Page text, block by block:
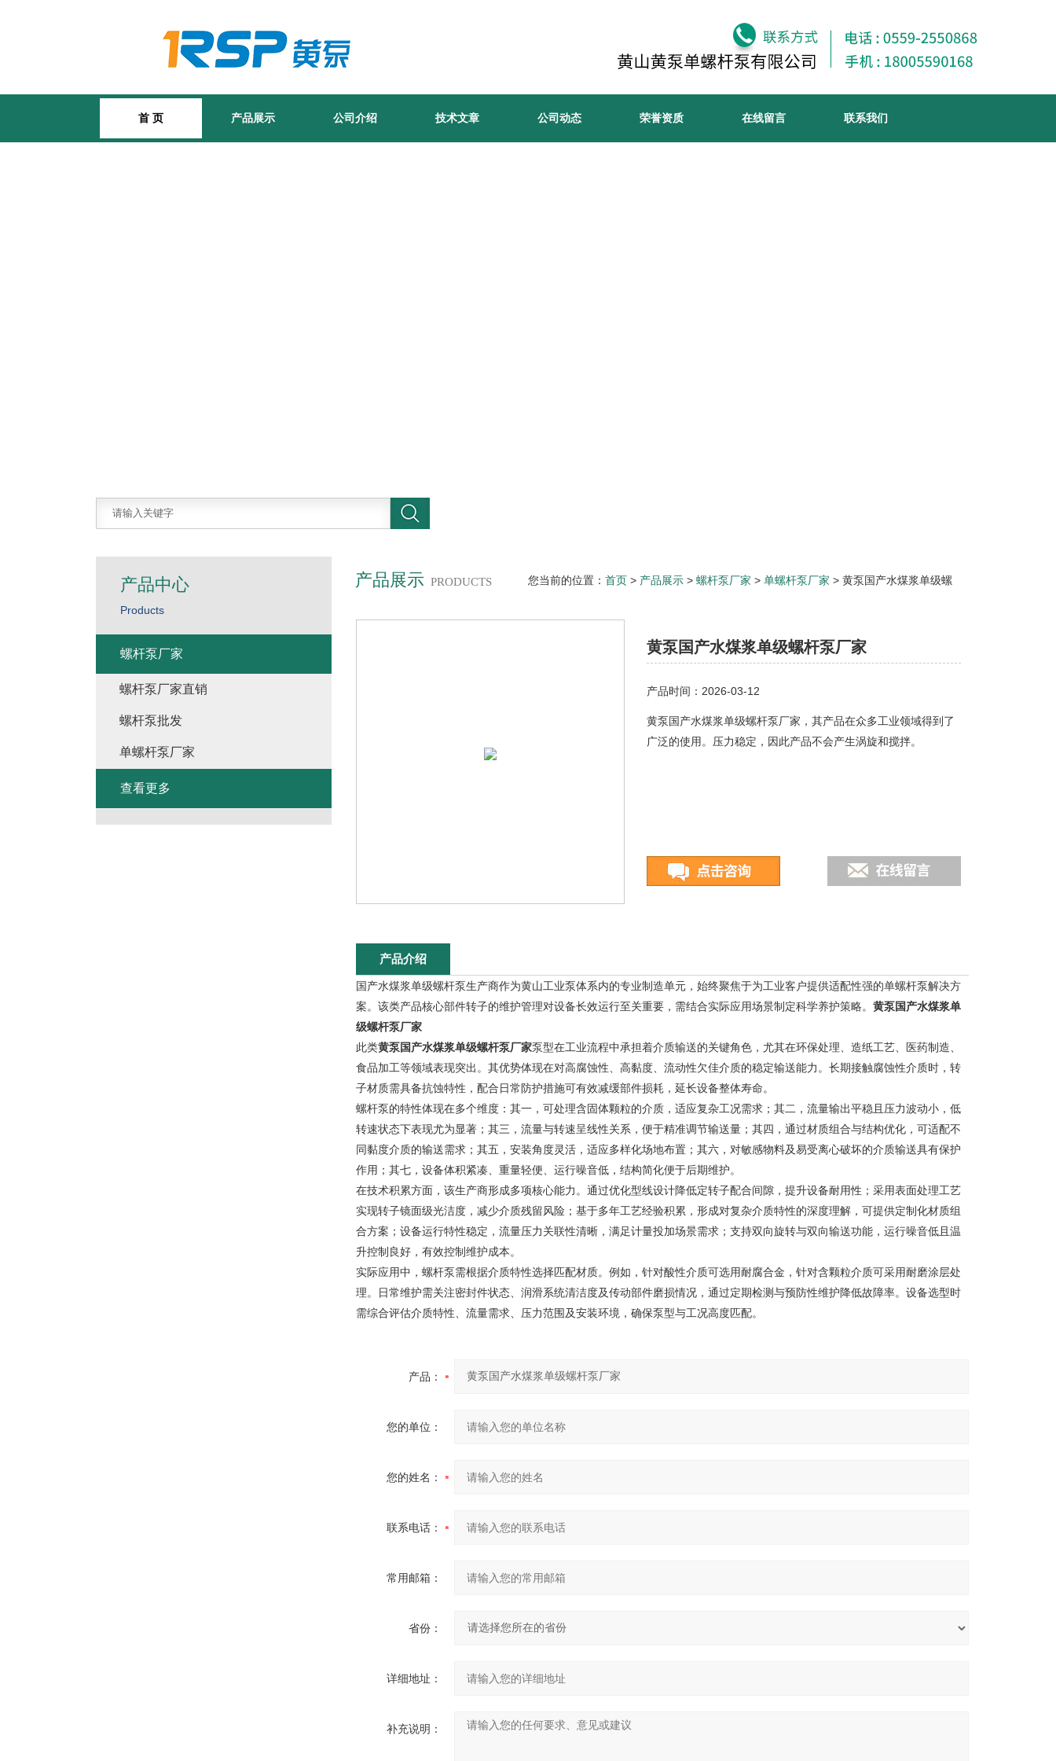
首 页 产品展示 公司介绍 技术文章 公司动态 荣誉资质 在线留言 联系我们
产品展示 PRODUCTS 您当前的位置： 首页 > 产品展示 > 螺杆泵厂家 > 单螺杆泵厂家 > 黄泵国产水煤浆单级螺
黄泵国产水煤浆单级螺杆泵厂家
产品时间：2026-03-12
黄泵国产水煤浆单级螺杆泵厂家，其产品在众多工业领域得到了
广泛的使用。压力稳定，因此产品不会产生涡旋和搅拌。
产品介绍
国产水煤浆单级螺杆泵生产商作为黄山工业泵体系内的专业制造单元，始终聚焦于为工业客户提供适配性强的单螺杆泵解决方
案。该类产品核心部件转子的维护管理对设备长效运行至关重要，需结合实际应用场景制定科学养护策略。 黄泵国产水煤浆单
级螺杆泵厂家
此类黄泵国产水煤浆单级螺杆泵厂家泵型在工业流程中承担着介质输送的关键角色，尤其在环保处理、造纸工艺、医药制造、
食品加工等领域表现突出。其优势体现在对高腐蚀性、高黏度、流动性欠佳介质的稳定输送能力。长期接触腐蚀性介质时，转
子材质需具备抗蚀特性，配合日常防护措施可有效减缓部件损耗，延长设备整体寿命。
螺杆泵的特性体现在多个维度：其一，可处理含固体颗粒的介质，适应复杂工况需求；其二，流量输出平稳且压力波动小，低
转速状态下表现尤为显著；其三，流量与转速呈线性关系，便于精准调节输送量；其四，通过材质组合与结构优化，可适配不
同黏度介质的输送需求；其五，安装角度灵活，适应多样化场地布置；其六，对敏感物料及易受离心破坏的介质输送具有保护
作用；其七，设备体积紧凑、重量轻便、运行噪音低，结构简化便于后期维护。
在技术积累方面，该生产商形成多项核心能力。通过优化型线设计降低定转子配合间隙，提升设备耐用性；采用表面处理工艺
实现转子镜面级光洁度，减少介质残留风险；基于多年工艺经验积累，形成对复杂介质特性的深度理解，可提供定制化材质组
合方案；设备运行特性稳定，流量压力关联性清晰，满足计量投加场景需求；支持双向旋转与双向输送功能，运行噪音低且温
升控制良好，有效控制维护成本。
实际应用中，螺杆泵需根据介质特性选择匹配材质。例如，针对酸性介质可选用耐腐合金，针对含颗粒介质可采用耐磨涂层处
理。日常维护需关注密封件状态、润滑系统清洁度及传动部件磨损情况，通过定期检测与预防性维护降低故障率。设备选型时
需综合评估介质特性、流量需求、压力范围及安装环境，确保泵型与工况高度匹配。
产品：
您的单位：
您的姓名：
联系电话：
常用邮箱：
省份：
详细地址：
补充说明：
产品中心
Products
螺杆泵厂家
螺杆泵厂家直销
螺杆泵批发
单螺杆泵厂家
查看更多